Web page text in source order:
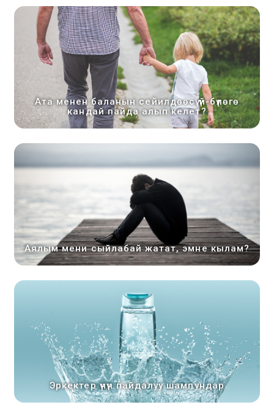
Ата менен баланын сейилдөөсү үй-бүлөгө
кандай пайда алып келет?
Аялым мени сыйлабай жатат, эмне кылам?
Эркектер үчүн пайдалуу шампундар